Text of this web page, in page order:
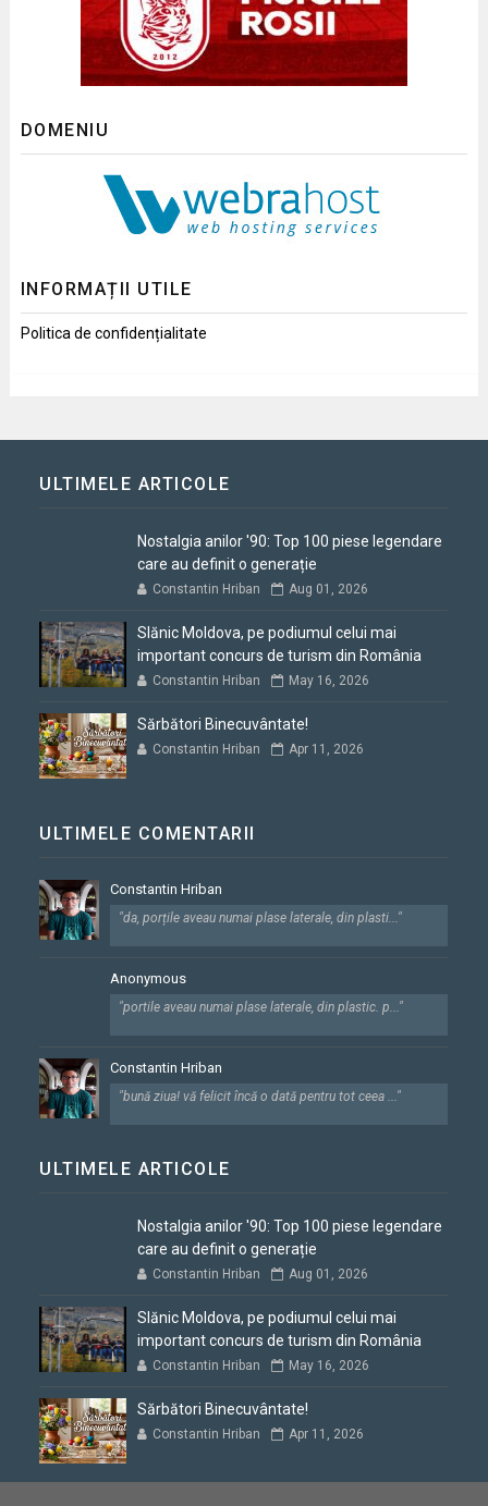
DOMENIU
INFORMAȚII UTILE
Politica de confidențialitate
ULTIMELE ARTICOLE
Nostalgia anilor '90: Top 100 piese legendare
care au definit o generație
Constantin Hriban Aug 01, 2026
Slănic Moldova, pe podiumul celui mai
important concurs de turism din România
Constantin Hriban May 16, 2026
Sărbători Binecuvântate!
Constantin Hriban Apr 11, 2026
ULTIMELE COMENTARII
Constantin Hriban
"da, porțile aveau numai plase laterale, din plasti..."
Anonymous
"portile aveau numai plase laterale, din plastic. p..."
Constantin Hriban
"bună ziua! vă felicit încă o dată pentru tot ceea ..."
ULTIMELE ARTICOLE
Nostalgia anilor '90: Top 100 piese legendare
care au definit o generație
Constantin Hriban Aug 01, 2026
Slănic Moldova, pe podiumul celui mai
important concurs de turism din România
Constantin Hriban May 16, 2026
Sărbători Binecuvântate!
Constantin Hriban Apr 11, 2026